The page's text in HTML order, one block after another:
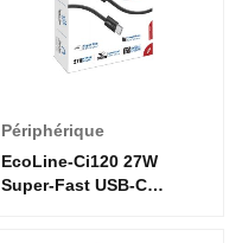
Périphérique
EcoLine-Ci120 27W
Super-Fast USB-C